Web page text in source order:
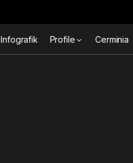
Infografik Profile Cerminia